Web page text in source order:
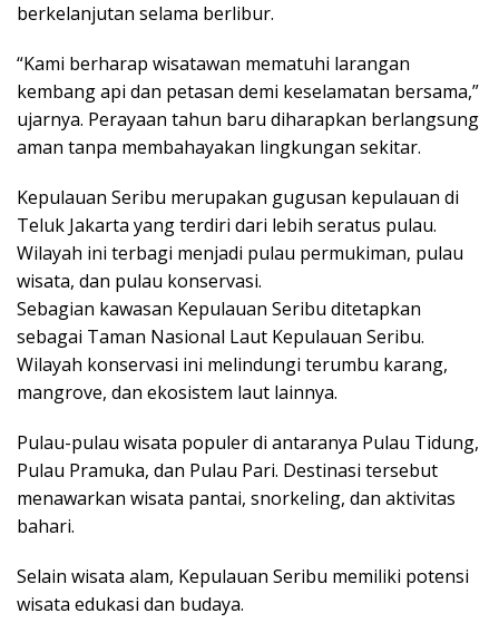
berkelanjutan selama berlibur.
“Kami berharap wisatawan mematuhi larangan
kembang api dan petasan demi keselamatan bersama,”
ujarnya. Perayaan tahun baru diharapkan berlangsung
aman tanpa membahayakan lingkungan sekitar.
Kepulauan Seribu merupakan gugusan kepulauan di
Teluk Jakarta yang terdiri dari lebih seratus pulau.
Wilayah ini terbagi menjadi pulau permukiman, pulau
wisata, dan pulau konservasi.
Sebagian kawasan Kepulauan Seribu ditetapkan
sebagai Taman Nasional Laut Kepulauan Seribu.
Wilayah konservasi ini melindungi terumbu karang,
mangrove, dan ekosistem laut lainnya.
Pulau-pulau wisata populer di antaranya Pulau Tidung,
Pulau Pramuka, dan Pulau Pari. Destinasi tersebut
menawarkan wisata pantai, snorkeling, dan aktivitas
bahari.
Selain wisata alam, Kepulauan Seribu memiliki potensi
wisata edukasi dan budaya.